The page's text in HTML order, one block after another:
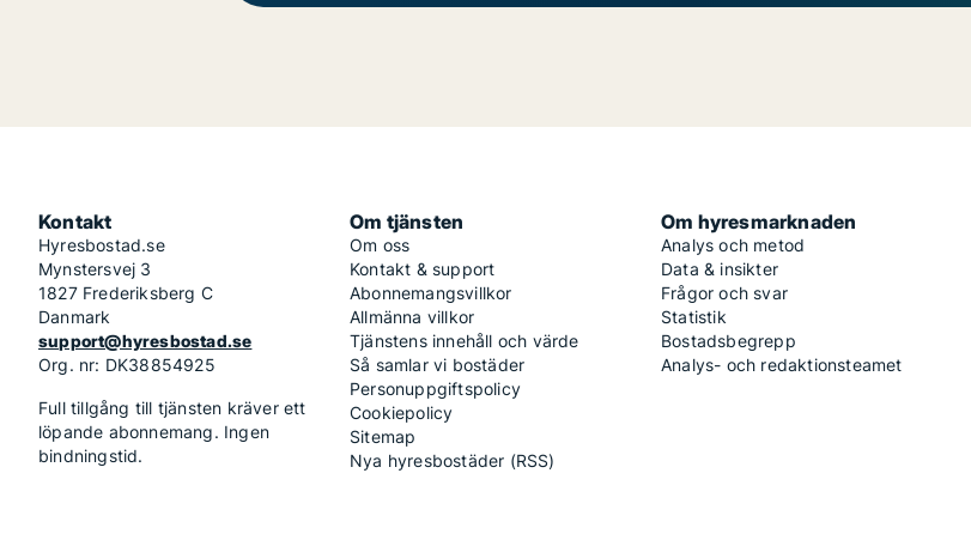
Kontakt
Hyresbostad.se
Mynstersvej 3
1827 Frederiksberg C
Danmark
support@hyresbostad.se
Org. nr: DK38854925
Full tillgång till tjänsten kräver ett
löpande abonnemang. Ingen
bindningstid.
Om tjänsten
Om oss
Kontakt & support
Abonnemangsvillkor
Allmänna villkor
Tjänstens innehåll och värde
Så samlar vi bostäder
Personuppgiftspolicy
Cookiepolicy
Sitemap
Nya hyresbostäder (RSS)
Om hyresmarknaden
Analys och metod
Data & insikter
Frågor och svar
Statistik
Bostadsbegrepp
Analys- och redaktionsteamet